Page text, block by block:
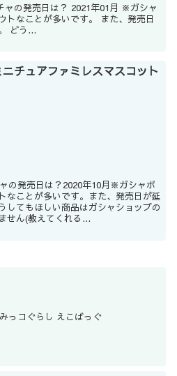
の発売日は？ 2021年01月 ※ガシャ
トなことが多いです。 また、発売日
どう...
ニチュアファミレスマスコット
発売日は？2020年10月※ガシャポ
なことが多いです。また、発売日が延
してもほしい商品はガシャショップの
せん(教えてくれる...
っコぐらし えこばっぐ